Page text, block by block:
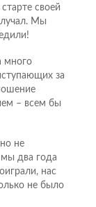
своей
Мы
много
за
– всем бы
не
два года
нас
не было